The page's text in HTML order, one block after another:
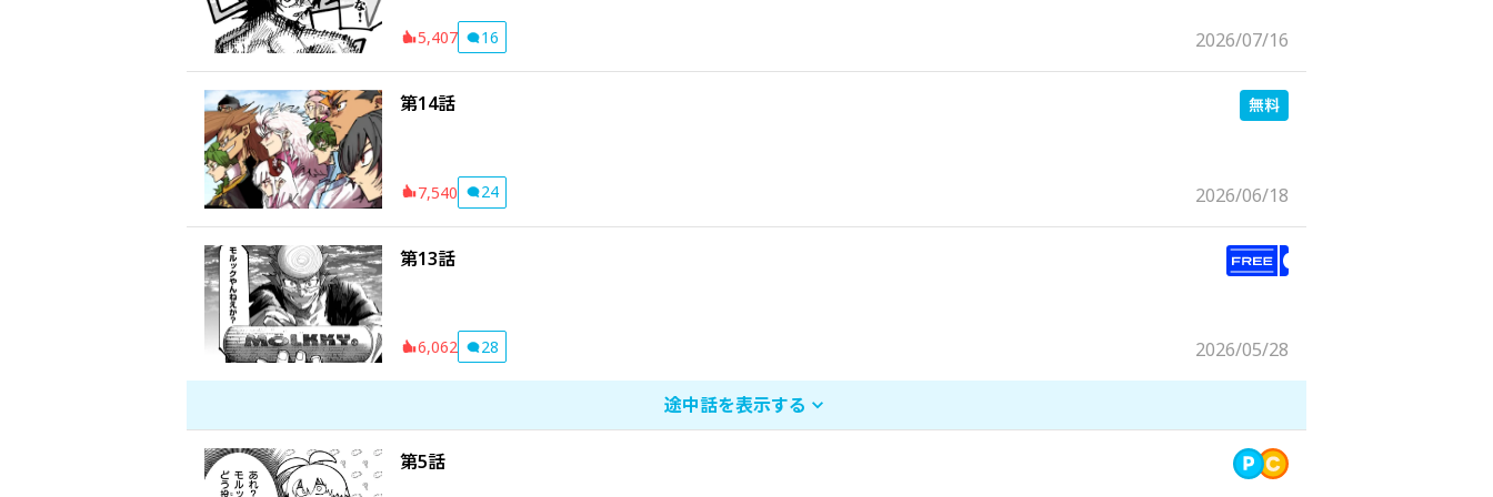
5,407 16 2026/07/16
第14話
7,540 24 2026/06/18
第13話
6,062 28 2026/05/28
途中話を表示する
第5話